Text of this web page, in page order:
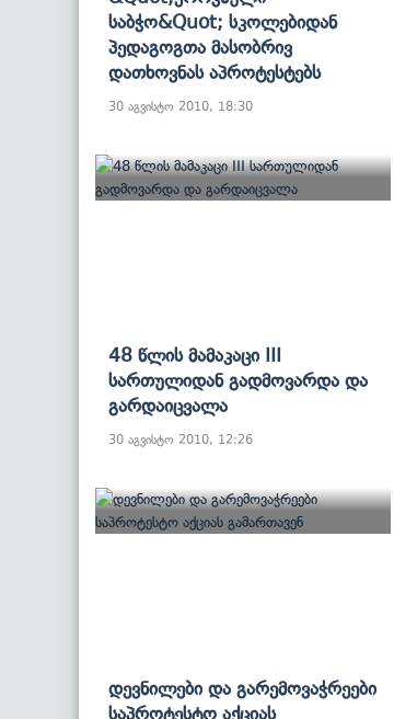
Საბჭო&quot; Სკოლებიდან
Პედაგოგთა Მასობრივ
Დათხოვნას Აპროტესტებს
30 აგვისტო 2010, 18:30
48 Წლის Მამაკაცი III
Სართულიდან Გადმოვარდა Და
Გარდაიცვალა
30 აგვისტო 2010, 12:26
Დევნილები Და Გარემოვაჭრეები
Საპროტესტო Აქციას